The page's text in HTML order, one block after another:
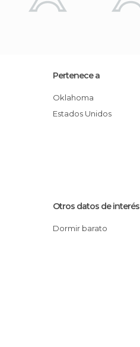
Pertenece a
Oklahoma
Estados Unidos
Otros datos de interés
Dormir barato